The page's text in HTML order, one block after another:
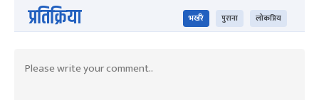
प्रतिक्रिया भर्खरै पुराना लोकप्रिय